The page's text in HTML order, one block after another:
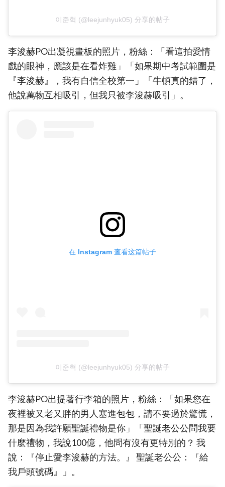
이준혁 (@leejunhyuk05) 分享的帖子
李浚赫PO出凝視畫板的照片，粉絲：「看這拍愛情
戲的眼神，應該是在看炸雞」「如果期中考試範圍是
『李浚赫』，我有自信全校第一」「牛頓真的錯了，
他說萬物互相吸引，但我只被李浚赫吸引」。
在 Instagram 查看这篇帖子
이준혁 (@leejunhyuk05) 分享的帖子
李浚赫PO出提著行李箱的照片，粉絲：「如果您在
夜裡被又老又胖的男人塞進包包，請不要過於驚慌，
那是因為我許願聖誕禮物是你」「聖誕老公公問我要
什麼禮物，我說100億，他問有沒有更特別的？ 我
說：『停止愛李浚赫的方法。』 聖誕老公公：『給
我戶頭號碼』」。